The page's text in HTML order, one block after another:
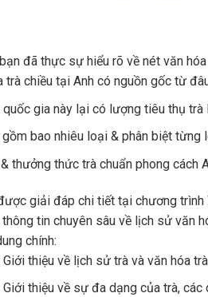
đã thực sự hiểu rõ về nét văn
trà chiều tại Anh có nguồn gốc từ
gia này lại có lượng tiêu thụ
gồm bao nhiêu loại & phân biệt từng
thưởng thức trà chuẩn phong cách
giải đáp chi tiết tại chương trình
tin chuyên sâu về lịch sử văn
chính:
Giới thiệu về lịch sử trà và văn hóa
Giới thiệu về sự đa dạng của trà,